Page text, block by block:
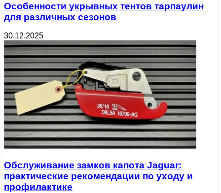
Особенности укрывных тентов тарпаулин
для различных сезонов
30.12.2025
Обслуживание замков капота Jaguar:
практические рекомендации по уходу и
профилактике